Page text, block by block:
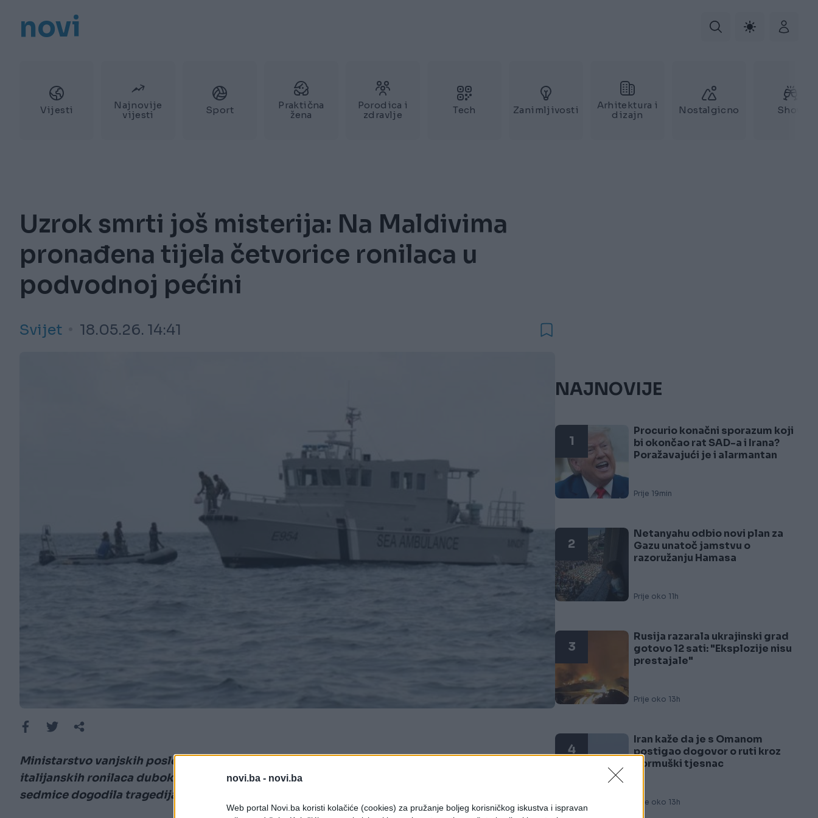
novi.ba - novi.ba
Web portal Novi.ba koristi kolačiće (cookies) za pružanje boljeg korisničkog iskustva i ispravan
novi
Vijesti
Najnovije
vijesti
Sport
Praktična
žena
Porodica i
zdravlje
Tech Zanimljivosti
Arhitektura i
dizajn
Nostalgicno Show
Uzrok smrti još misterija: Na Maldivima
pronađena tijela četvorice ronilaca u
podvodnoj pećini
Svijet 18.05.26. 14:41
Ministarstvo vanjskih poslova Italije saopćilo je da su spasioci pronašli tijela četvorice
italijanskih ronilaca duboko u podvodnoj pećini na atolu Vaavu na Maldivima, gdje se prošle
sedmice dogodila tragedija tokom rekreativnog ronjenja.
NAJNOVIJE
1
Procurio konačni sporazum koji
bi okončao rat SAD-a i Irana?
Poražavajući je i alarmantan
Prije 19min
2
Netanyahu odbio novi plan za
Gazu unatoč jamstvu o
razoružanju Hamasa
Prije oko 11h
3
Rusija razarala ukrajinski grad
gotovo 12 sati: "Eksplozije nisu
prestajale"
Prije oko 13h
4
Iran kaže da je s Omanom
postigao dogovor o ruti kroz
Hormuški tjesnac
Prije oko 13h